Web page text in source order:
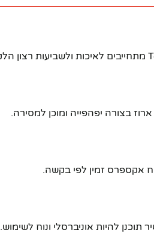
בצורה יפהפייה ומוכן למסירה.
להיות אוניברסלי ונוח לשימוש.